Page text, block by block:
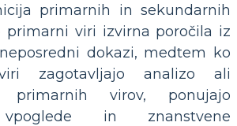
primarnih in sekundarnih
primarni viri izvirna poročila iz
dokazi, medtem ko
zagotavljajo analizo ali
primarnih virov, ponujajo
vpoglede in znanstvene